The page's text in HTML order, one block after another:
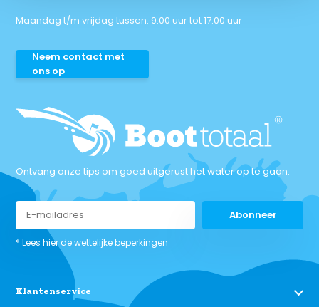
Maandag t/m vrijdag tussen: 9:00 uur tot 17:00 uur
Neem contact met
ons op
Ontvang onze tips om goed uitgerust het water op te gaan.
Abonneer
* Lees hier de wettelijke beperkingen
Klantenservice